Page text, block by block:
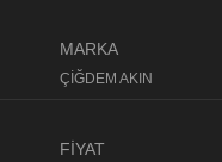
MARKA
ÇİĞDEM AKIN
FİYAT